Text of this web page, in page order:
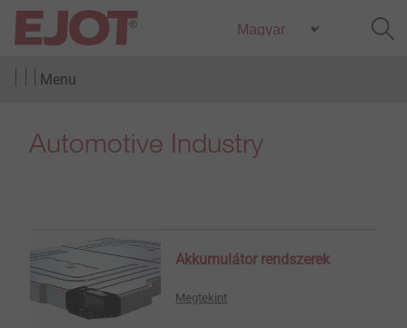
Menu
Automotive Industry
Akkumulátor rendszerek
Megtekint